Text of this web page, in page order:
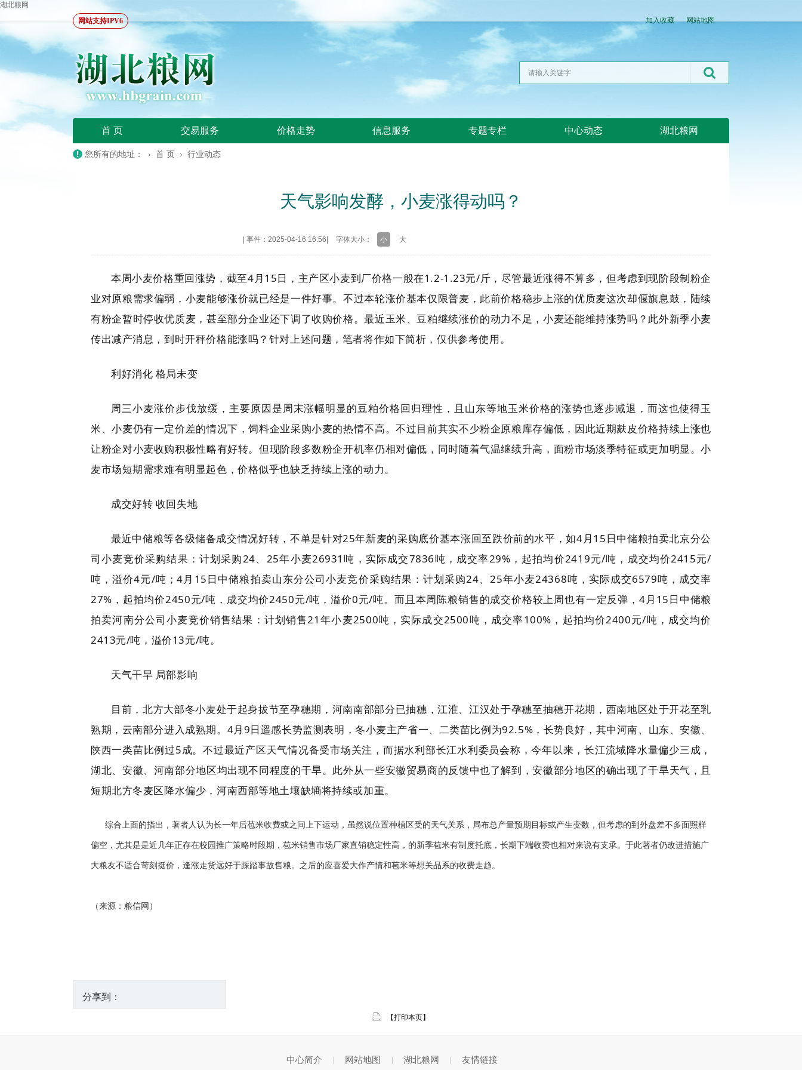
湖北粮网
网站支持IPV6
加入收藏 网站地图
首 页 交易服务 价格走势 信息服务 专题专栏 中心动态 湖北粮网
您所有的地址： › 首 页 › 行业动态
天气影响发酵，小麦涨得动吗？
事件：2025-04-16 16:56 字体大小： 小 大
本周小麦价格重回涨势，截至4月15日，主产区小麦到厂价格一般在1.2-1.23元/斤，尽管最近涨得不算多，但考虑到现阶段制粉企
业对原粮需求偏弱，小麦能够涨价就已经是一件好事。不过本轮涨价基本仅限普麦，此前价格稳步上涨的优质麦这次却偃旗息鼓，陆续
有粉企暂时停收优质麦，甚至部分企业还下调了收购价格。最近玉米、豆粕继续涨价的动力不足，小麦还能维持涨势吗？此外新季小麦
传出减产消息，到时开秤价格能涨吗？针对上述问题，笔者将作如下简析，仅供参考使用。
利好消化 格局未变
周三小麦涨价步伐放缓，主要原因是周末涨幅明显的豆粕价格回归理性，且山东等地玉米价格的涨势也逐步减退，而这也使得玉
米、小麦仍有一定价差的情况下，饲料企业采购小麦的热情不高。不过目前其实不少粉企原粮库存偏低，因此近期麸皮价格持续上涨也
让粉企对小麦收购积极性略有好转。但现阶段多数粉企开机率仍相对偏低，同时随着气温继续升高，面粉市场淡季特征或更加明显。小
麦市场短期需求难有明显起色，价格似乎也缺乏持续上涨的动力。
成交好转 收回失地
最近中储粮等各级储备成交情况好转，不单是针对25年新麦的采购底价基本涨回至跌价前的水平，如4月15日中储粮拍卖北京分公
司小麦竞价采购结果：计划采购24、25年小麦26931吨，实际成交7836吨，成交率29%，起拍均价2419元/吨，成交均价2415元/
吨，溢价4元/吨；4月15日中储粮拍卖山东分公司小麦竞价采购结果：计划采购24、25年小麦24368吨，实际成交6579吨，成交率
27%，起拍均价2450元/吨，成交均价2450元/吨，溢价0元/吨。而且本周陈粮销售的成交价格较上周也有一定反弹，4月15日中储粮
拍卖河南分公司小麦竞价销售结果：计划销售21年小麦2500吨，实际成交2500吨，成交率100%，起拍均价2400元/吨，成交均价
2413元/吨，溢价13元/吨。
天气干旱 局部影响
目前，北方大部冬小麦处于起身拔节至孕穗期，河南南部部分已抽穗，江淮、江汉处于孕穗至抽穗开花期，西南地区处于开花至乳
熟期，云南部分进入成熟期。4月9日遥感长势监测表明，冬小麦主产省一、二类苗比例为92.5%，长势良好，其中河南、山东、安徽、
陕西一类苗比例过5成。不过最近产区天气情况备受市场关注，而据水利部长江水利委员会称，今年以来，长江流域降水量偏少三成，
湖北、安徽、河南部分地区均出现不同程度的干旱。此外从一些安徽贸易商的反馈中也了解到，安徽部分地区的确出现了干旱天气，且
短期北方冬麦区降水偏少，河南西部等地土壤缺墒将持续或加重。
综合上面的指出，著者人认为长一年后苞米收费或之间上下运动，虽然说位置种植区受的天气关系，局布总产量预期目标或产生变数，但考虑的到外盘差不多面照样
偏空，尤其是是近几年正存在校园推广策略时段期，苞米销售市场厂家直销稳定性高，的新季苞米有制度托底，长期下端收费也相对来说有支承。于此著者仍改进措施广
大粮友不适合苛刻挺价，逢涨走货远好于踩踏事故售粮。之后的应喜爱大作产情和苞米等想关品系的收费走趋。
（来源：粮信网）
分享到：
【打印本页】
中心简介 网站地图 湖北粮网 友情链接